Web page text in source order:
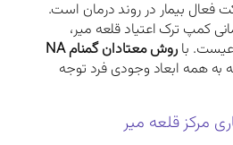
فعال بیمار در روند درمان است.
کمپ ترک اعتیاد قلعه میر،
با
روش معتادان گمنام NA
به همه ابعاد وجودی فرد توجه
مرکز قلعه میر